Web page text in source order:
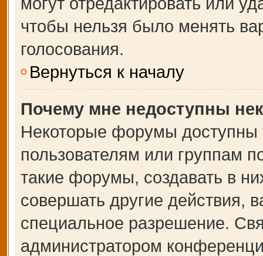
чтобы нельзя было менять
голосования.
Вернуться к началу
Почему мне недоступны
Некоторые форумы доступны
пользователям или группам
такие форумы, создавать в
совершать другие действия,
специальное разрешение.
администратором